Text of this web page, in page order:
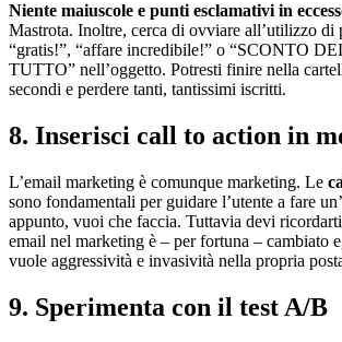
Niente maiuscole e punti esclamativi in
Mastrota. Inoltre, cerca di ovviare all’utilizzo di
“gratis!”, “affare incredibile!” o “SCONTO
TUTTO” nell’oggetto. Potresti finire nella
secondi e perdere tanti, tantissimi iscritti.
8. Inserisci call to action in
L’email marketing è comunque marketing. Le
sono fondamentali per guidare l’utente a fare
appunto, vuoi che faccia. Tuttavia devi
email nel marketing è – per fortuna – cambiato
vuole aggressività e invasività nella propria
9. Sperimenta con il test A/B